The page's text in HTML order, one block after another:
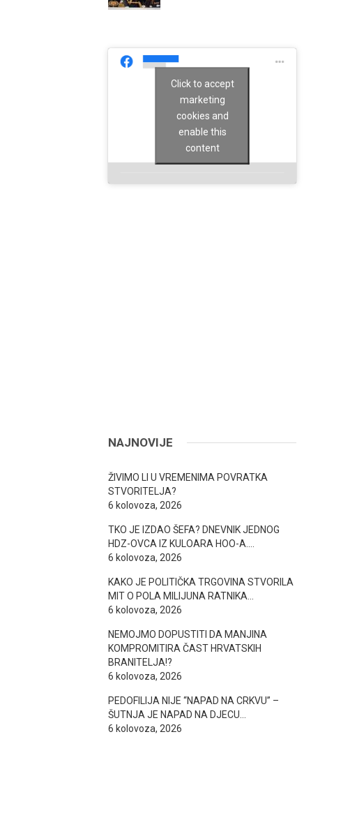
Click to accept
marketing
cookies and
enable this
content
NAJNOVIJE
ŽIVIMO LI U VREMENIMA POVRATKA
STVORITELJA?
6 kolovoza, 2026
TKO JE IZDAO ŠEFA? DNEVNIK JEDNOG
HDZ-OVCA IZ KULOARA HOO-A….
6 kolovoza, 2026
KAKO JE POLITIČKA TRGOVINA STVORILA
MIT O POLA MILIJUNA RATNIKA…
6 kolovoza, 2026
NEMOJMO DOPUSTITI DA MANJINA
KOMPROMITIRA ČAST HRVATSKIH
BRANITELJA!?
6 kolovoza, 2026
PEDOFILIJA NIJE “NAPAD NA CRKVU” –
ŠUTNJA JE NAPAD NA DJECU…
6 kolovoza, 2026